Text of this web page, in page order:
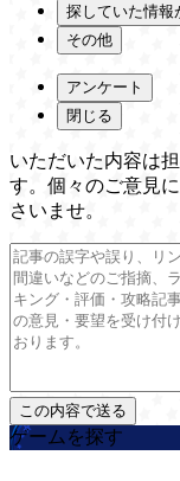
探していた情報
その他
アンケート
閉じる
いただいた内容は
す。個々のご意見
さいませ。
ゲームを探す